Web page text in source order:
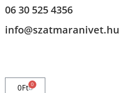
06 30 525 4356
info@szatmaranivet.hu
0Ft 0